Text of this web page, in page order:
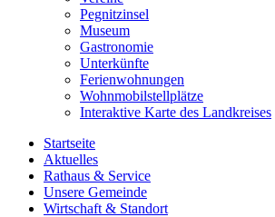
Pegnitzinsel
Museum
Gastronomie
Unterkünfte
Ferienwohnungen
Wohnmobilstellplätze
Interaktive Karte des Landkreises
Startseite
Aktuelles
Rathaus & Service
Unsere Gemeinde
Wirtschaft & Standort